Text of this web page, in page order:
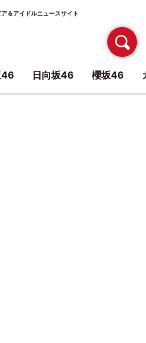
＆アイドルニュースサイト
46 日向坂46 櫻坂46